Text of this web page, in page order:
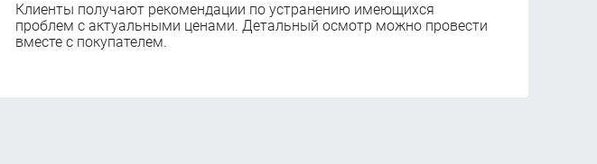
Клиенты получают рекомендации по устранению имеющихся
проблем с актуальными ценами. Детальный осмотр можно провести
вместе с покупателем.